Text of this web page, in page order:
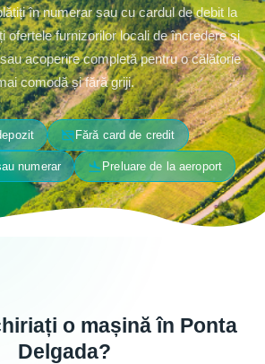
în numerar sau cu cardul de debit la
ofertele furnizorilor locali de încredere și
acoperire completă pentru o călătorie
comodă și fără griji.
credit_card_off Fără card de credit
numerar flight_land Preluare de la aeroport
o mașină în Ponta
Delgada?